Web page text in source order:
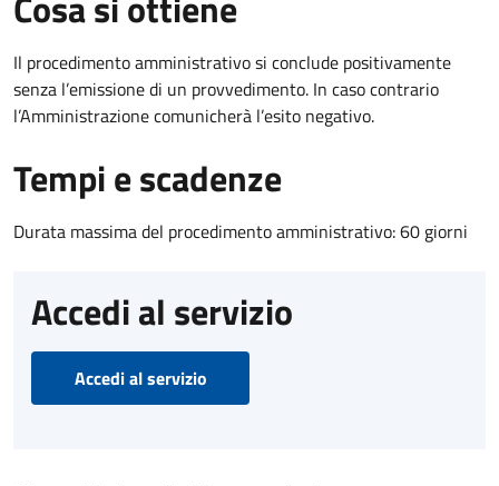
Il procedimento amministrativo si conclude positivamente
senza l’emissione di un provvedimento. In caso contrario
l’Amministrazione comunicherà l’esito negativo.
Tempi e scadenze
Durata massima del procedimento amministrativo: 60 giorni
Accedi al servizio
Accedi al servizio